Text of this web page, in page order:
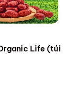
Life (túi